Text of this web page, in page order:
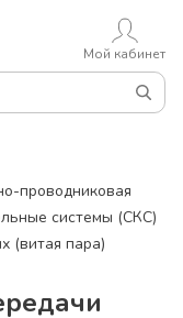
Мой кабинет
проводниковая
системы (СКС)
(витая пара)